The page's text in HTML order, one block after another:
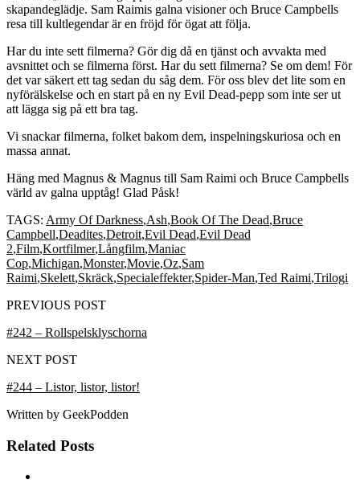
skapandeglädje. Sam Raimis galna visioner och Bruce Campbells
resa till kultlegendar är en fröjd för ögat att följa.
Har du inte sett filmerna? Gör dig då en tjänst och avvakta med
avsnittet och se filmerna först. Har du sett filmerna? Se om dem! För
det var säkert ett tag sedan du såg dem. För oss blev det lite som en
nyförälskelse och en start på en ny Evil Dead-pepp som inte ser ut
att lägga sig på ett bra tag.
Vi snackar filmerna, folket bakom dem, inspelningskuriosa och en
massa annat.
Häng med Magnus & Magnus till Sam Raimi och Bruce Campbells
värld av galna upptåg! Glad Påsk!
TAGS: Army Of Darkness,Ash,Book Of The Dead,Bruce
Campbell,Deadites,Detroit,Evil Dead,Evil Dead
2,Film,Kortfilmer,Långfilm,Maniac
Cop,Michigan,Monster,Movie,Oz,Sam
Raimi,Skelett,Skräck,Specialeffekter,Spider-Man,Ted Raimi,Trilogi
PREVIOUS POST
#242 – Rollspelsklyschorna
NEXT POST
#244 – Listor, listor, listor!
Written by GeekPodden
Related Posts